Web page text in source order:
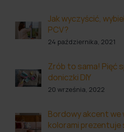
Jak wyczyścić,
PCV?
24 października, 2021
Zrób to sama! Pięć
doniczki DIY
20 września, 2022
Bordowy akcent we
kolorami prezentuje